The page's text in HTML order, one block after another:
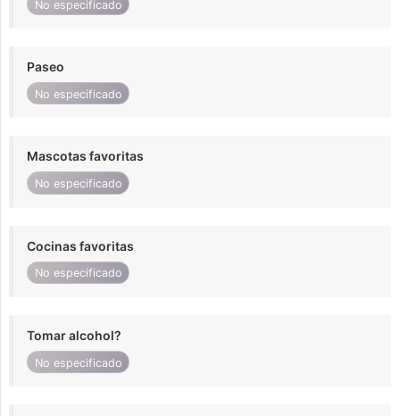
No especificado
Paseo
No especificado
Mascotas favoritas
No especificado
Cocinas favoritas
No especificado
Tomar alcohol?
No especificado